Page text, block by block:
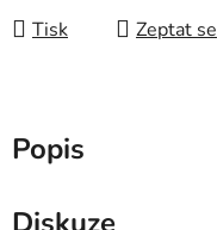
Tisk Zeptat se
Popis